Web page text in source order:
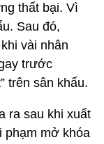
thất bại. Vì
Sau đó,
vài nhân
trước
trên sân khấu.
ra sau khi xuất
phạm mở khóa